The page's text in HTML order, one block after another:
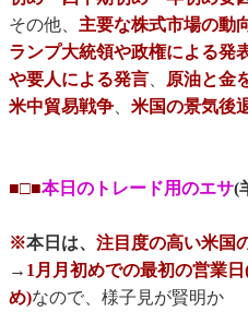
その他、 主要な株式市場の動
ランプ大統領や政権による発
や要人による発言、 原油と金
米中貿易戦争、 米国の景気後
■□■本日のトレード用のエサ(
※本日は、 注目度の高い米国
→ 1月月初めでの最初の営業
め)なので、様子見が賢明か